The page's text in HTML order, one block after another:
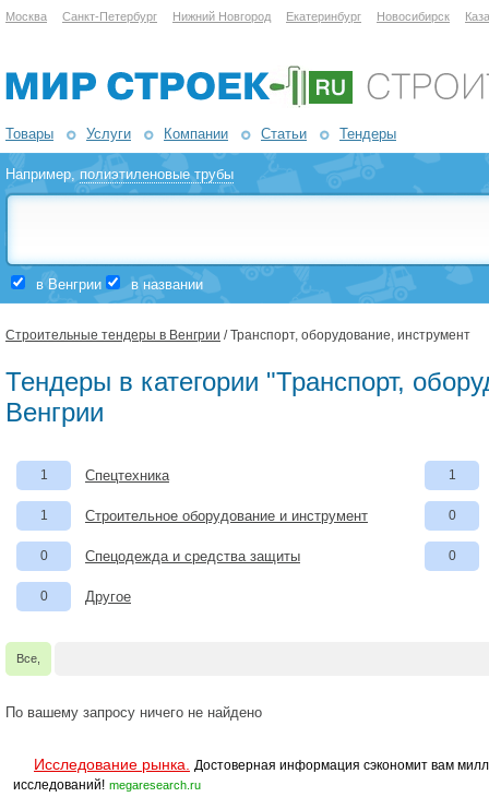
Москва Санкт-Петербург Нижний Новгород Екатеринбург Новосибирск
Товары Услуги Компании Статьи Тендеры
Например,полиэтиленовые трубы
в Венгрии в названии
Строительные тендеры в Венгрии / Транспорт, оборудование, инструмент
Тендеры в категории "Транспорт,
Венгрии
1 Спецтехника 1
1 Строительное оборудование и инструмент 0
0 Спецодежда и средства защиты 0
0 Другое
Все,
По вашему запросу ничего не найдено
Исследование рынка.
Достоверная информация сэкономит вам
исследований! megaresearch.ru